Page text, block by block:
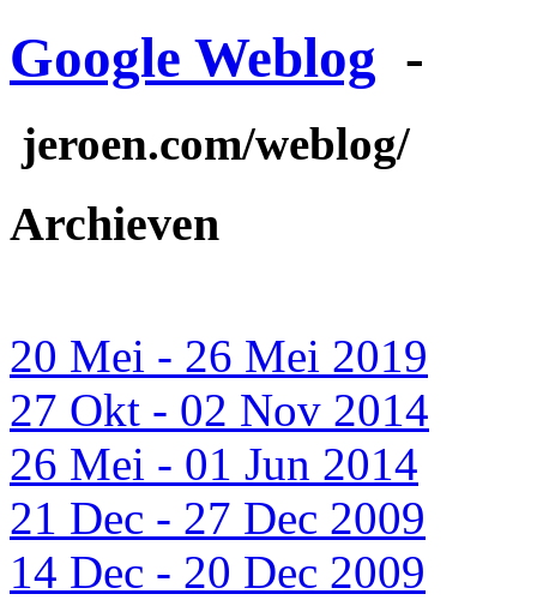
Google Weblog -
jeroen.com/weblog/
Archieven
20 Mei - 26 Mei 2019
27 Okt - 02 Nov 2014
26 Mei - 01 Jun 2014
21 Dec - 27 Dec 2009
14 Dec - 20 Dec 2009